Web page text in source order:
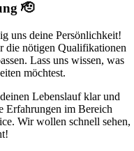
🫡
uns deine Persönlichkeit!
die nötigen Qualifikationen
Lass uns wissen, was
möchtest.
Lebenslauf klar und
Erfahrungen im Bereich
Wir wollen schnell sehen,